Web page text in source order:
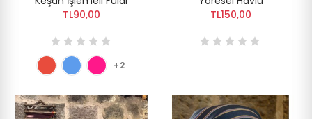
TL90,00
+2
TL150,00